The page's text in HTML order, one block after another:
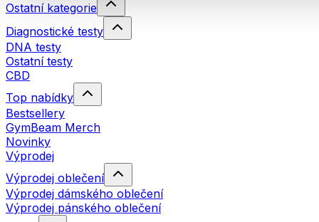
Ostatní kategorie
Diagnostické testy
DNA testy
Ostatní testy
CBD
Top nabídky
Bestsellery
GymBeam Merch
Novinky
Výprodej
Výprodej oblečení
Výprodej dámského oblečení
Výprodej pánského oblečení